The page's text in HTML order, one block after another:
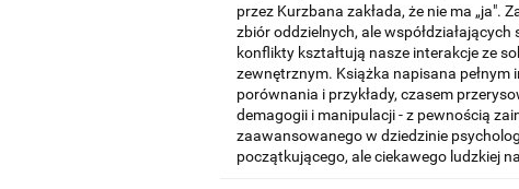
przez Kurzbana zakłada, że nie ma „ja".
zbiór oddzielnych, ale
konflikty kształtują nasze interakcje ze
zewnętrznym. Książka napisana pełnym
porównania i przykłady, czasem
demagogii i manipulacji - z pewnością
zaawansowanego w dziedzinie
początkującego, ale ciekawego ludzkiej